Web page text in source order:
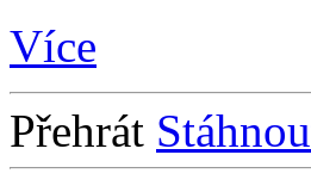
Více
Přehrát